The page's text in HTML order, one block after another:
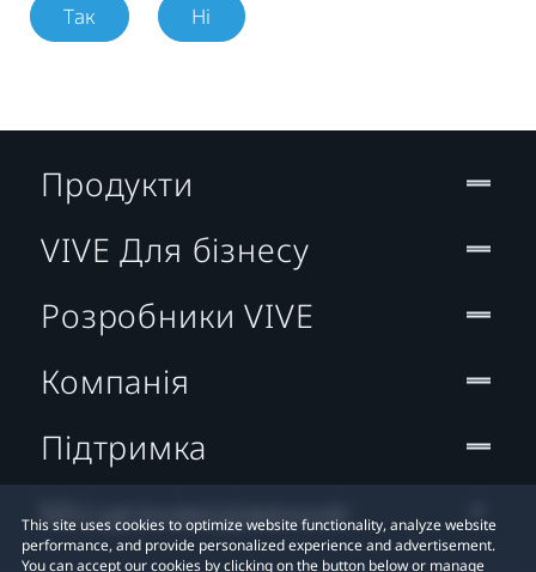
Так Ні
This site uses cookies to optimize website functionality, analyze website
performance, and provide personalized experience and advertisement.
You can accept our cookies by clicking on the button below or manage
Продукти
VIVE Для бізнесу
Розробники VIVE
Компанія
Підтримка
Місцезнаходження: